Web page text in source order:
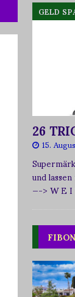
GELD
2615.
und
—-> W E